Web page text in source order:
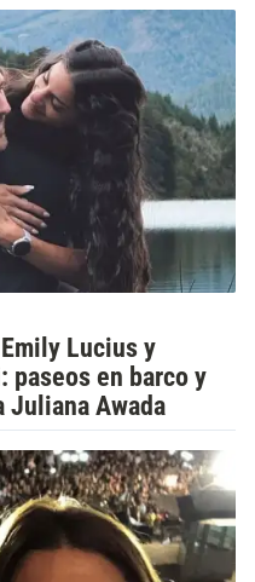
Lucius y
paseos en barco y
Juliana Awada